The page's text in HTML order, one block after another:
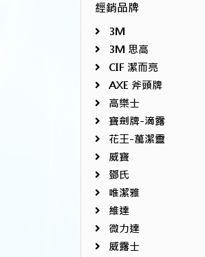
經銷品牌
3M
3M 思高
CIF 潔而亮
AXE 斧頭牌
高樂士
寶劍牌-滴露
花王-萬潔靈
威寶
鄧氏
唯潔雅
維達
微力達
威露士